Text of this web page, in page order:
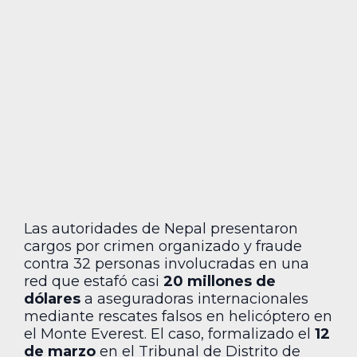
Las autoridades de Nepal presentaron
cargos por crimen organizado y fraude
contra 32 personas involucradas en una
red que estafó casi 20 millones de
dólares a aseguradoras internacionales
mediante rescates falsos en helicóptero en
el Monte Everest. El caso, formalizado el 12
de marzo en el Tribunal de Distrito de